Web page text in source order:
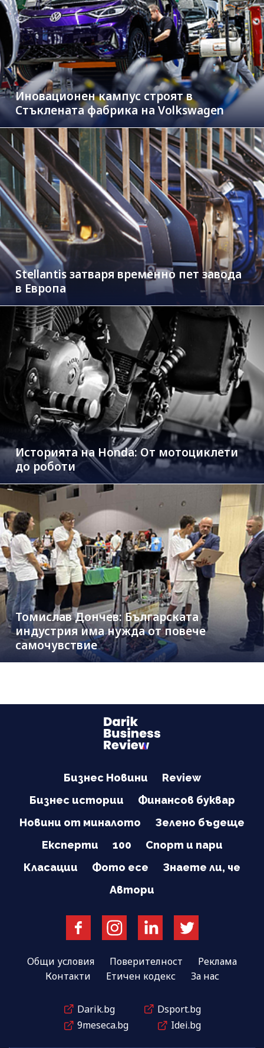
Иновационен кампус строят в
Стъклената фабрика на Volkswagen
Stellantis затваря временно пет завода
в Европа
Историята на Honda: От мотоциклети
до роботи
Томислав Дончев: Българската
индустрия има нужда от повече
самочувствие
Бизнес Новини
Review
Бизнес истории
Финансов буквар
Новини от миналото
Зелено бъдеще
Експерти
100
Спорт и пари
Класации
Фото есе
Знаете ли, че
Автори
Общи условия Поверителност
Реклама
Контакти
Етичен кодекс За нас
Darik.bg
Dsport.bg
9meseca.bg
Idei.bg